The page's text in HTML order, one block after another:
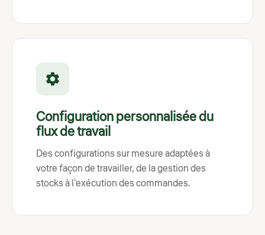
Configuration personnalisée du
flux de travail
Des configurations sur mesure adaptées à
votre façon de travailler, de la gestion des
stocks à l'exécution des commandes.